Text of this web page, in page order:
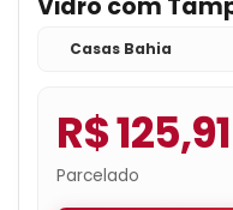
Vidro com
Casas Bahia
R$ 125,91
Parcelado